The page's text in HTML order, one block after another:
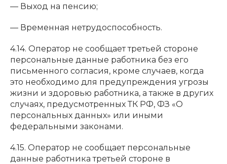
— Выход на пенсию;
— Временная нетрудоспособность.
4.14. Оператор не сообщает третьей стороне
персональные данные работника без его
письменного согласия, кроме случаев, когда
это необходимо для предупреждения угрозы
жизни и здоровью работника, а также в других
случаях, предусмотренных ТК РФ, ФЗ «О
персональных данных» или иными
федеральными законами.
4.15. Оператор не сообщает персональные
данные работника третьей стороне в